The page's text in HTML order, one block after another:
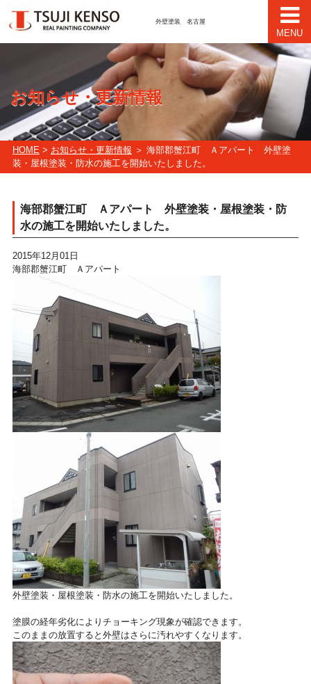
外壁塗装 名古屋
MENU
お知らせ・更新情報
HOME> お知らせ・更新情報 ＞ 海部郡蟹江町 Ａアパート 外壁塗
装・屋根塗装・防水の施工を開始いたしました。
海部郡蟹江町 Ａアパート 外壁塗装・屋根塗装・防
水の施工を開始いたしました。
2015年12月01日
海部郡蟹江町 Ａアパート
外壁塗装・屋根塗装・防水の施工を開始いたしました。
塗膜の経年劣化によりチョーキング現象が確認できます。
このままの放置すると外壁はさらに汚れやすくなります。